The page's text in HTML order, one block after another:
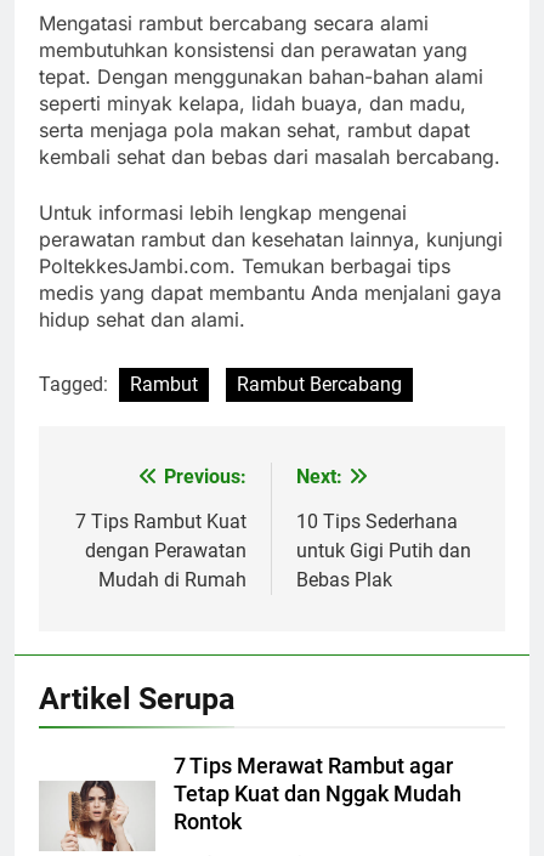
Mengatasi rambut bercabang secara alami
membutuhkan konsistensi dan perawatan yang
tepat. Dengan menggunakan bahan-bahan alami
seperti minyak kelapa, lidah buaya, dan madu,
serta menjaga pola makan sehat, rambut dapat
kembali sehat dan bebas dari masalah bercabang.
Untuk informasi lebih lengkap mengenai
perawatan rambut dan kesehatan lainnya, kunjungi
PoltekkesJambi.com. Temukan berbagai tips
medis yang dapat membantu Anda menjalani gaya
hidup sehat dan alami.
Tagged: Rambut Rambut Bercabang
Navigasi
pos
Previous:
7 Tips Rambut Kuat
dengan Perawatan
Mudah di Rumah
Next:
10 Tips Sederhana
untuk Gigi Putih dan
Bebas Plak
Artikel Serupa
7 Tips Merawat Rambut agar
Tetap Kuat dan Nggak Mudah
Rontok